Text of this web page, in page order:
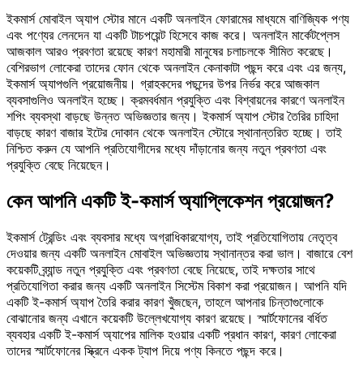
ইকমার্স মোবাইল অ্যাপ স্টোর মানে একটি অনলাইন ফোরামের মাধ্যমে বাণিজ্যিক পণ্য
এবং পণ্যের লেনদেন যা একটি টাচপয়েন্ট হিসেবে কাজ করে। অনলাইন মার্কেটপ্লেস
আজকাল আরও প্রবণতা রয়েছে কারণ মহামারী মানুষের চলাচলকে সীমিত করেছে।
বেশিরভাগ লোকেরা তাদের ফোন থেকে অনলাইন কেনাকাটা পছন্দ করে এবং এর জন্য,
ইকমার্স অ্যাপগুলি প্রয়োজনীয়। গ্রাহকদের পছন্দের উপর নির্ভর করে আজকাল
ব্যবসাগুলিও অনলাইন হচ্ছে। ক্রমবর্ধমান প্রযুক্তি এবং বিশ্বায়নের কারণে অনলাইন
শপিং ব্যবস্থা বাড়ছে উন্নত অভিজ্ঞতার জন্য। ইকমার্স অ্যাপ স্টোর তৈরির চাহিদা
বাড়ছে কারণ বাজার ইটের দোকান থেকে অনলাইন স্টোরে স্থানান্তরিত হচ্ছে। তাই
নিশ্চিত করুন যে আপনি প্রতিযোগীদের মধ্যে দাঁড়ানোর জন্য নতুন প্রবণতা এবং
প্রযুক্তি বেছে নিয়েছেন।
কেন আপনি একটি ই-কমার্স অ্যাপ্লিকেশন প্রয়োজন?
ইকমার্স ট্রেন্ডিং এবং ব্যবসার মধ্যে অগ্রাধিকারযোগ্য, তাই প্রতিযোগিতায় নেতৃত্ব
দেওয়ার জন্য একটি অনলাইন মোবাইল অভিজ্ঞতায় স্থানান্তর করা ভাল। বাজারে বেশ
কয়েকটি ব্র্যান্ড নতুন প্রযুক্তি এবং প্রবণতা বেছে নিয়েছে, তাই দক্ষতার সাথে
প্রতিযোগিতা করার জন্য একটি অনলাইন সিস্টেম বিকাশ করা প্রয়োজন। আপনি যদি
একটি ই-কমার্স অ্যাপ তৈরি করার কারণ খুঁজছেন, তাহলে আপনার চিন্তাগুলোকে
বোঝানোর জন্য এখানে কয়েকটি উল্লেখযোগ্য কারণ রয়েছে। স্মার্টফোনের বর্ধিত
ব্যবহার একটি ই-কমার্স অ্যাপের মালিক হওয়ার একটি প্রধান কারণ, কারণ লোকেরা
তাদের স্মার্টফোনের স্ক্রিনে একক ট্যাপ দিয়ে পণ্য কিনতে পছন্দ করে।